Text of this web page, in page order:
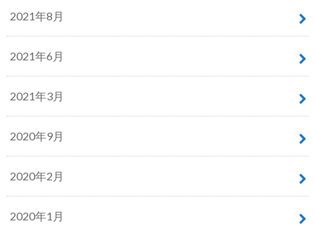
2021年8月
2021年6月
2021年3月
2020年9月
2020年2月
2020年1月